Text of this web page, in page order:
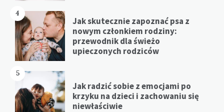
4
Jak skutecznie zapoznać psa z
nowym członkiem rodziny:
przewodnik dla świeżo
upieczonych rodziców
5
Jak radzić sobie z emocjami po
krzyku na dzieci i zachowaniu się
niewłaściwie